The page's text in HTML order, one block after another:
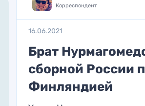
Корреспондент
16.06.2021
Брат
сборной России
Финляндией